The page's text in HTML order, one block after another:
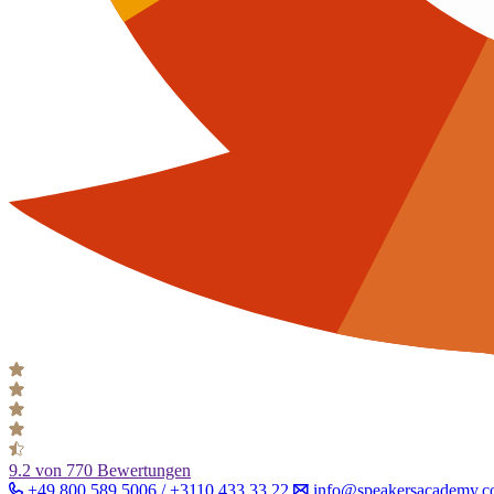
9.2 von 770 Bewertungen
+49 800 589 5006 / +3110 433 33 22